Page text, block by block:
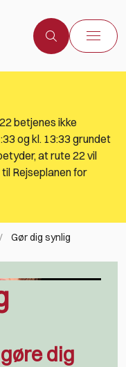
betjenes ikke
og kl. 13:33 grundet
at rute 22 vil
Rejseplanen for
Gør dig synlig
dig